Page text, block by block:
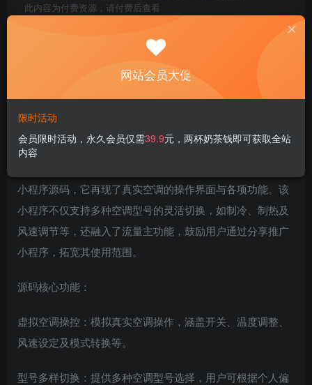
此内容为付费资源，请付费后查看
￥4
源码介绍
小程序源码，它再现了真实空调的操作界面与各项功能。该
小程序不仅支持多种空调型号的灵活切换，如制冷、制热及
风速调节等，还融入了流量主功能，鼓励用户通过分享推广
小程序，拓宽其使用范围。
源码核心功能：
虚拟空调操控：模拟真实空调操作，涵盖开关、温度调整、
风速设定及模式转换等。
型号多样切换：提供多种空调型号选择，用户可根据个人偏
网站会员大促
限时活动
会员限时活动，永久会员仅需39.9元，两杯奶茶钱即可获取全站
内容